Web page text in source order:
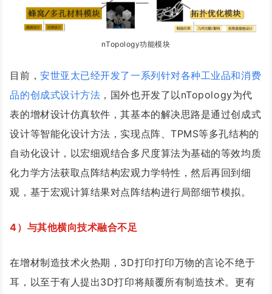
nTopology功能模块
目前，安世亚太已经开发了一系列针对各种工业品和消费
品的创成式设计方法 ，国外也开发了以nTopology为代
表的增材设计仿真软件，其基本的解决思路是通过创成式
设计等智能化设计方法，实现点阵、TPMS等多孔结构的
自动化设计，以宏细观结合多尺度算法为基础的等效均质
化力学方法获取点阵结构宏观力学特性，然后再回到细
观，基于宏观计算结果对点阵结构进行局部细节模拟。
4）与其他横向技术融合不足
在增材制造技术火热期，3D打印打印万物的言论不绝于
耳，以至于有人提出3D打印将颠覆所有制造技术。更有